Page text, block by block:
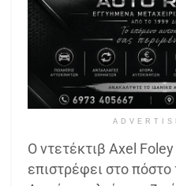
Ο ντετέκτιβ Axel
επιστρέφει στο